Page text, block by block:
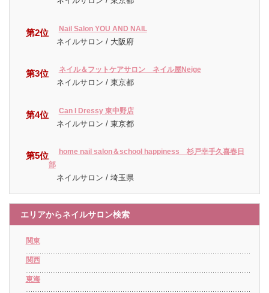
第2位 Nail Salon YOU AND NAIL
ネイルサロン / 大阪府
第3位 ネイル＆フットケアサロン ネイル屋Neige
ネイルサロン / 東京都
第4位 Can I Dressy 東中野店
ネイルサロン / 東京都
第5位
home nail salon＆school happiness 杉戸幸手久喜春日
部
ネイルサロン / 埼玉県
エリアからネイルサロン検索
関東
関西
東海